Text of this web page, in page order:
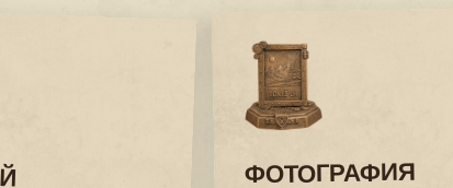
портретного формата